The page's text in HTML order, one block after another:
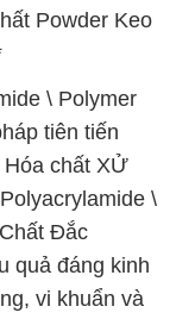
Powder Keo
\ Polymer
tiên tiến
chất XỬ
\
Đắc
quả đáng kinh
vi khuẩn và